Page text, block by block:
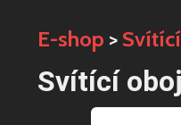
E-shop >
Svítící